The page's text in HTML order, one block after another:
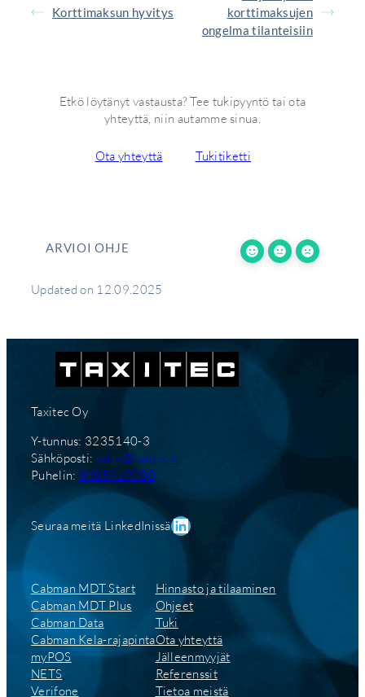
Korttimaksun hyvitys
korttimaksujen
ongelma tilanteisiin
Etkö löytänyt vastausta? Tee tukipyyntö tai ota
yhteyttä, niin autamme sinua.
Ota yhteyttä Tukitiketti
ARVIOI OHJE
Updated on 12.09.2025
Taxitec Oy
Y-tunnus: 3235140-3
Sähköposti: sales@taxitec.fi
Puhelin: 0405919000
Seuraa meitä LinkedInissäLinkedIn
Cabman MDT Start
Cabman MDT Plus
Cabman Data
Cabman Kela-rajapinta
myPOS
NETS
Verifone
Hinnasto ja tilaaminen
Ohjeet
Tuki
Ota yhteyttä
Jälleenmyyjät
Referenssit
Tietoa meistä